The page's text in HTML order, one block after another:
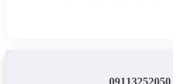
09113252050